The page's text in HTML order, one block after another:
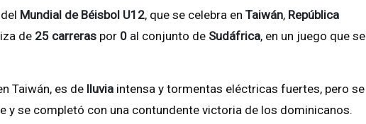
Mundial de Béisbol U12, que se celebra en Taiwán, República
de 25 carreras por 0 al conjunto de Sudáfrica, en un juego que se
Taiwán, es de lluvia intensa y tormentas eléctricas fuertes, pero se
y se completó con una contundente victoria de los dominicanos.